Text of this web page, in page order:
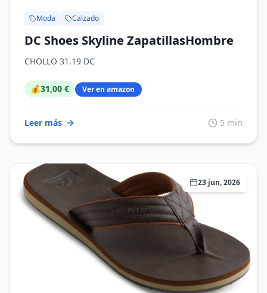
Moda Calzado
DC Shoes Skyline ZapatillasHombre
CHOLLO 31.19 DC
💰31,00 € Ver en amazon
Leer más 5 min
23 jun, 2026